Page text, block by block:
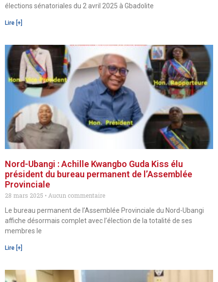
élections sénatoriales du 2 avril 2025 à Gbadolite
Lire [+]
Nord-Ubangi : Achille Kwangbo Guda Kiss élu
président du bureau permanent de l’Assemblée
Provinciale
28 mars 2025
Aucun commentaire
Le bureau permanent de l’Assemblée Provinciale du Nord-Ubangi
affiche désormais complet avec l’élection de la totalité de ses
membres le
Lire [+]